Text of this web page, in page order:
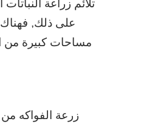
تلائم زراعة
على ذلك, فهناك
مساحات كبيرة من
زرعة الفواكه من